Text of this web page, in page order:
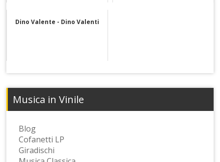
Dino Valente - Dino Valenti
Musica in Vinile
Blog
Cofanetti LP
Giradischi